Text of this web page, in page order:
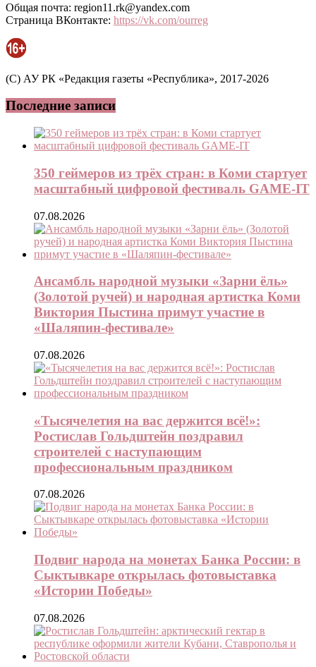
Общая почта: region11.rk@yandex.com
Страница ВКонтакте: https://vk.com/ourreg
(C) АУ РК «Редакция газеты «Республика», 2017-2026
Последние записи
350 геймеров из трёх стран: в Коми стартует
масштабный цифровой фестиваль GAME-IT
07.08.2026
Ансамбль народной музыки «Зарни ёль»
(Золотой ручей) и народная артистка Коми
Виктория Пыстина примут участие в
«Шаляпин-фестивале»
07.08.2026
«Тысячелетия на вас держится всё!»:
Ростислав Гольдштейн поздравил
строителей с наступающим
профессиональным праздником
07.08.2026
Подвиг народа на монетах Банка России: в
Сыктывкаре открылась фотовыставка
«Истории Победы»
07.08.2026